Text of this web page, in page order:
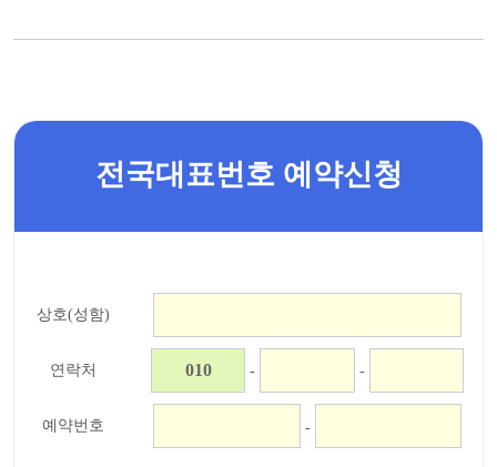
전국대표번호 예약신청
상호(성함)
연락처 - -
예약번호 -